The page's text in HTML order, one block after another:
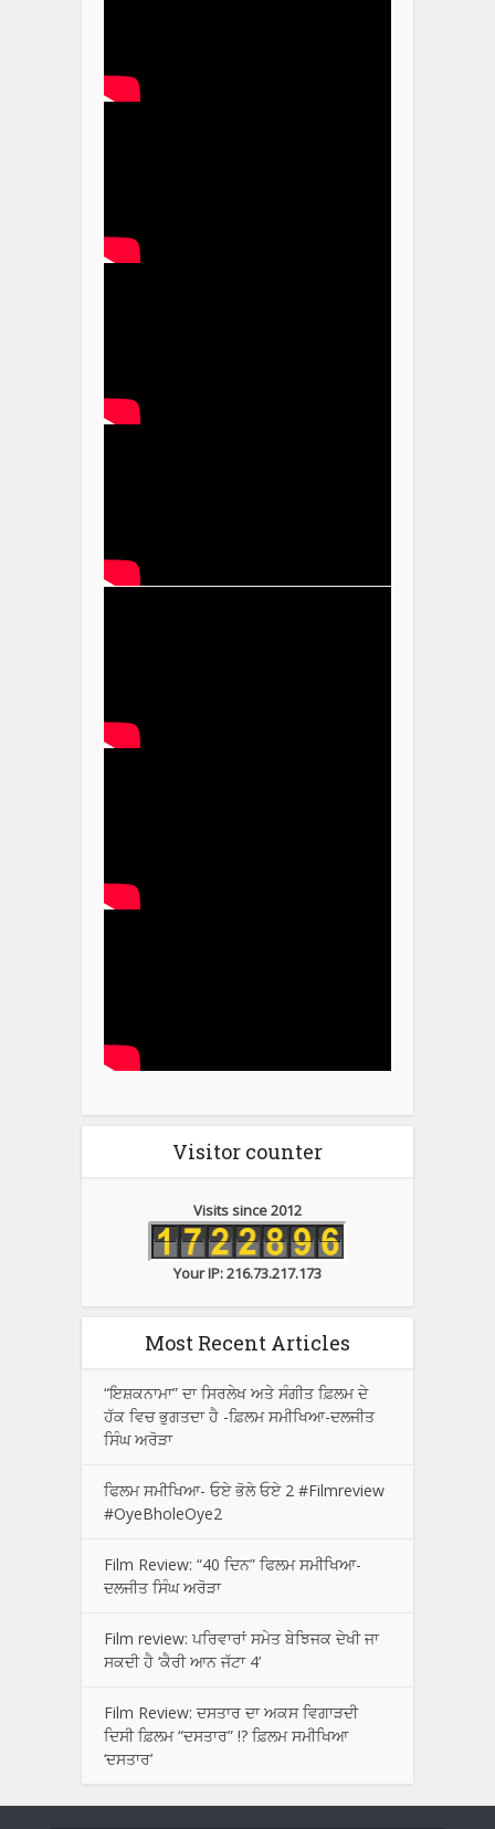
Visitor counter
Visits since 2012
Your IP: 216.73.217.173
Most Recent Articles
“ਇਸ਼ਕਨਾਮਾ” ਦਾ ਸਿਰਲੇਖ ਅਤੇ ਸੰਗੀਤ ਫ਼ਿਲਮ ਦੇ
ਹੱਕ ਵਿਚ ਭੁਗਤਦਾ ਹੈ -ਫ਼ਿਲਮ ਸਮੀਖਿਆ-ਦਲਜੀਤ
ਸਿੰਘ ਅਰੋੜਾ
ਫਿਲਮ ਸਮੀਖਿਆ- ਓਏ ਭੋਲੇ ਓਏ 2 #Filmreview
#OyeBholeOye2
Film Review: “40 ਦਿਨ” ਫਿਲਮ ਸਮੀਖਿਆ-
ਦਲਜੀਤ ਸਿੰਘ ਅਰੋੜਾ
Film review: ਪਰਿਵਾਰਾਂ ਸਮੇਤ ਬੇਝਿਜਕ ਦੇਖੀ ਜਾ
ਸਕਦੀ ਹੈ ‘ਕੈਰੀ ਆਨ ਜੱਟਾ 4’
Film Review: ਦਸਤਾਰ ਦਾ ਅਕਸ ਵਿਗਾੜਦੀ
ਦਿਸੀ ਫ਼ਿਲਮ “ਦਸਤਾਰ” !? ਫ਼ਿਲਮ ਸਮੀਖਿਆ
‘ਦਸਤਾਰ’